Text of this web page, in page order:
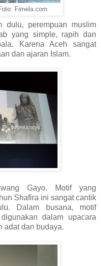
Fimela.com
dulu, perempuan muslim
yang simple, rapih dan
Karena Aceh sangat
dan ajaran Islam.
Gayo. Motif yang
Shafira ini sangat cantik
Dalam busana, motif
dalam upacara
adat dan budaya.